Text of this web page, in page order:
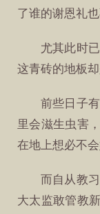
了谁的谢恩礼
尤其此时
这青砖的地板却
前些日子
里会滋生虫害
在地上想必不会
而自从教
大太监敢管教